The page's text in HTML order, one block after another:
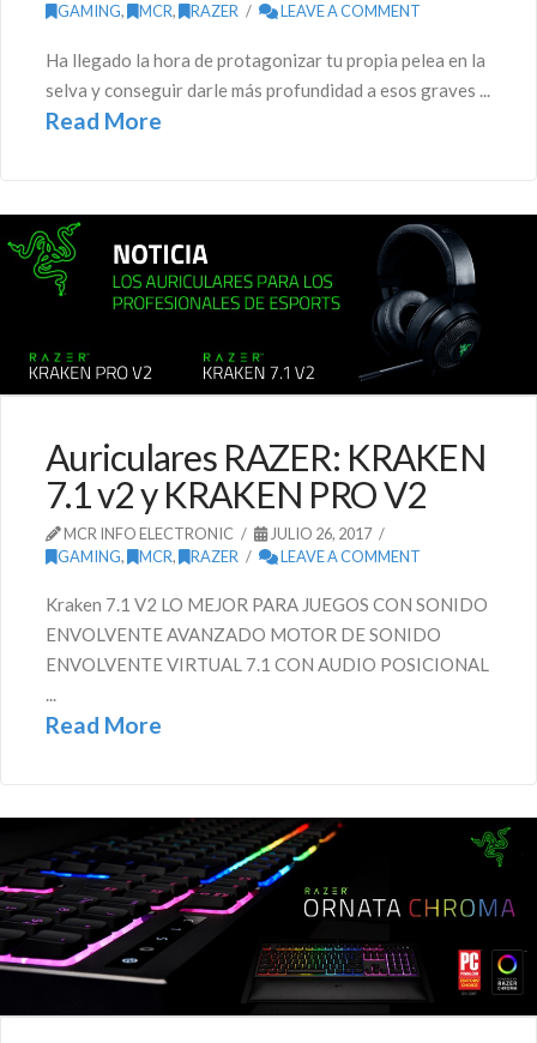
GAMING, MCR, RAZER LEAVE A COMMENT
Ha llegado la hora de protagonizar tu propia pelea en la
selva y conseguir darle más profundidad a esos graves ...
Read More
Auriculares RAZER: KRAKEN
7.1 v2 y KRAKEN PRO V2
MCR INFO ELECTRONIC
JULIO 26, 2017
GAMING, MCR, RAZER LEAVE A COMMENT
Kraken 7.1 V2 LO MEJOR PARA JUEGOS CON SONIDO
ENVOLVENTE AVANZADO MOTOR DE SONIDO
ENVOLVENTE VIRTUAL 7.1 CON AUDIO POSICIONAL
...
Read More